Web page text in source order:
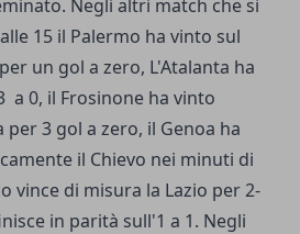
Negli altri match che si
15 il Palermo ha vinto sul
un gol a zero, L'Atalanta ha
a 0, il Frosinone ha vinto
3 gol a zero, il Genoa ha
il Chievo nei minuti di
vince di misura la Lazio per 2-
in parità sull'1 a 1. Negli